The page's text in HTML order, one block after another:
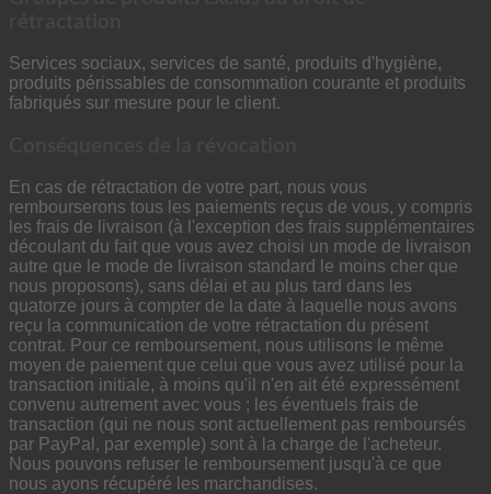
Services sociaux, services de santé, produits d'hygiène,
produits périssables de consommation courante et produits
fabriqués sur mesure pour le client.
En cas de rétractation de votre part, nous vous
rembourserons tous les paiements reçus de vous, y compris
les frais de livraison (à l'exception des frais supplémentaires
découlant du fait que vous avez choisi un mode de livraison
autre que le mode de livraison standard le moins cher que
nous proposons), sans délai et au plus tard dans les
quatorze jours à compter de la date à laquelle nous avons
reçu la communication de votre rétractation du présent
contrat. Pour ce remboursement, nous utilisons le même
moyen de paiement que celui que vous avez utilisé pour la
transaction initiale, à moins qu'il n'en ait été expressément
convenu autrement avec vous ; les éventuels frais de
transaction (qui ne nous sont actuellement pas remboursés
par PayPal, par exemple) sont à la charge de l'acheteur.
Nous pouvons refuser le remboursement jusqu'à ce que
nous ayons récupéré les marchandises.